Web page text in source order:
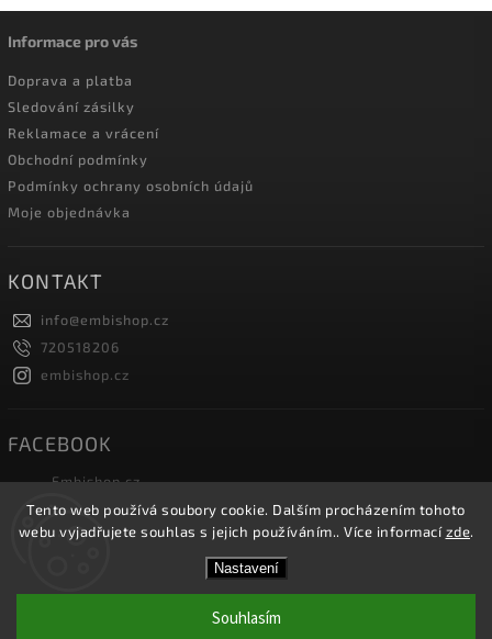
Tento web používá soubory cookie. Dalším procházením tohoto
webu vyjadřujete souhlas s jejich používáním.. Více informacízde.
Nastavení
Souhlasím
Informace pro vás
Doprava a platba
Sledování zásilky
Reklamace a vrácení
Obchodní podmínky
Podmínky ochrany osobních údajů
Moje objednávka
KONTAKT
info@embishop.cz
720518206
embishop.cz
FACEBOOK
Embishop.cz
Embishop.cz. Všechna práva vyhrazena.
Shoptet| DesignShoptak.cz.